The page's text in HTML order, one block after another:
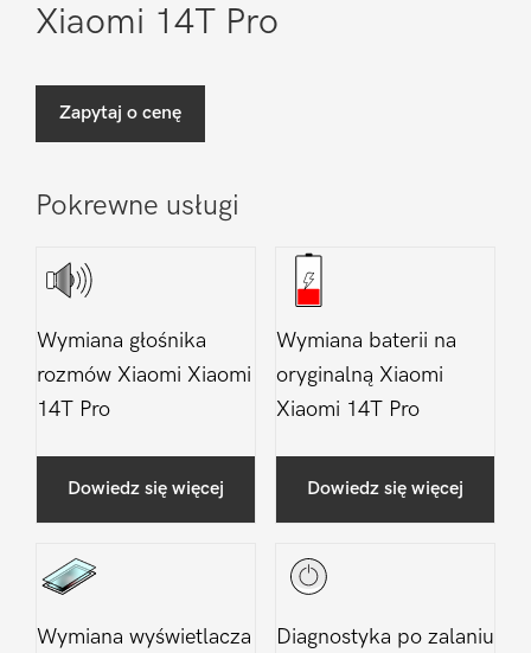
Xiaomi 14T Pro
Zapytaj o cenę
Pokrewne usługi
Wymiana głośnika
rozmów Xiaomi Xiaomi
14T Pro
Dowiedz się więcej
Wymiana baterii na
oryginalną Xiaomi
Xiaomi 14T Pro
Dowiedz się więcej
Wymiana wyświetlacza
Diagnostyka po zalaniu